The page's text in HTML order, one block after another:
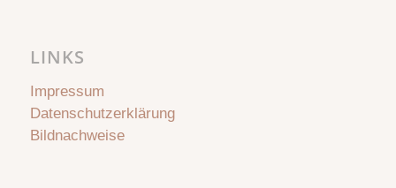
LINKS
Impressum
Datenschutzerklärung
Bildnachweise